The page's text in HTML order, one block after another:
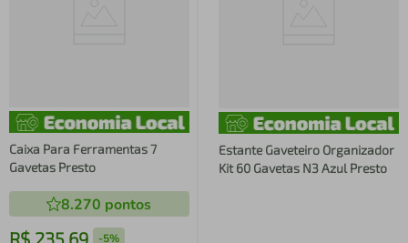
Caixa Para Ferramentas 7
Gavetas Presto
8.270 pontos
R$ 235,69 -5%
Estante Gaveteiro Organizador
Kit 60 Gavetas N3 Azul Presto